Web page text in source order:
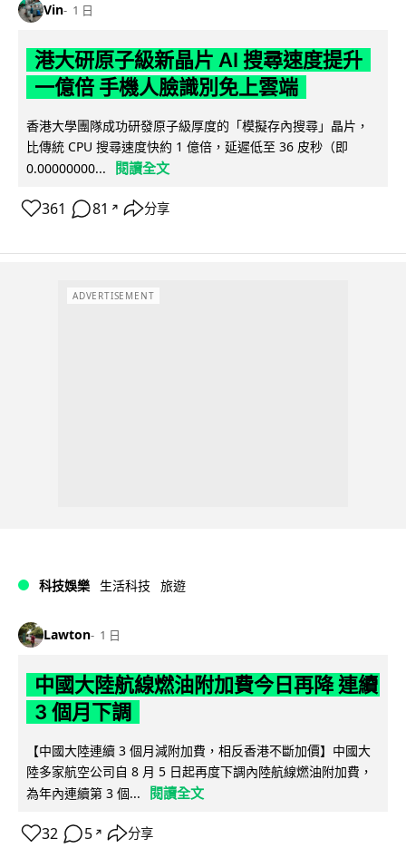
Vin 1 日
港大研原子級新晶片 AI 搜尋速度提升
一億倍 手機人臉識別免上雲端
香港大學團隊成功研發原子級厚度的「模擬存內搜尋」晶片，
比傳統 CPU 搜尋速度快約 1 億倍，延遲低至 36 皮秒（即
0.00000000...
閱讀全文
361 81 ↗ 分享
ADVERTISEMENT
科技娛樂 生活科技 旅遊
Lawton 1 日
中國大陸航線燃油附加費今日再降 連續
3 個月下調
【中國大陸連續 3 個月減附加費，相反香港不斷加價】中國大
陸多家航空公司自 8 月 5 日起再度下調內陸航線燃油附加費，
為年內連續第 3 個...
閱讀全文
32 5 ↗ 分享